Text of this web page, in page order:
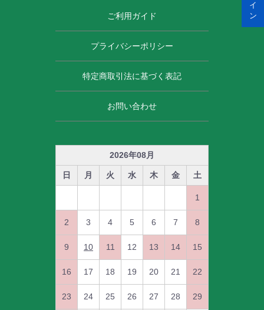
ご利用ガイド
プライバシーポリシー
特定商取引法に基づく表記
お問い合わせ
2026年08月
日 月 火 水 木 金 土
1
2 3 4 5 6 7 8
9 10 11 12 13 14 15
16 17 18 19 20 21 22
23 24 25 26 27 28 29
イ
ン